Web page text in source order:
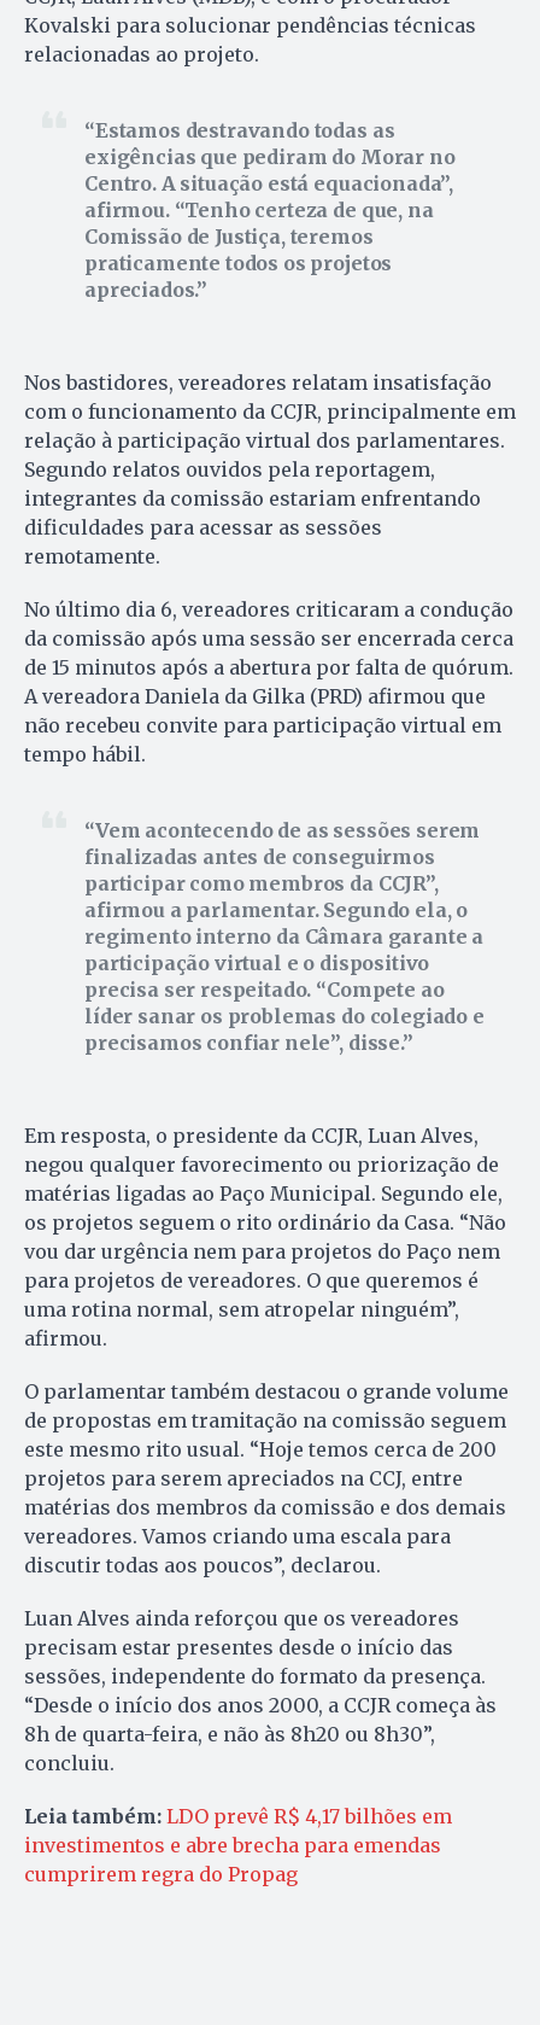
Kovalski para solucionar pendências técnicas
relacionadas ao projeto.
Estamos destravando todas as
exigências que pediram do Morar no
Centro. A situação está equacionada”,
afirmou. “Tenho certeza de que, na
Comissão de Justiça, teremos
praticamente todos os projetos
apreciados.
Nos bastidores, vereadores relatam insatisfação
com o funcionamento da CCJR, principalmente em
relação à participação virtual dos parlamentares.
Segundo relatos ouvidos pela reportagem,
integrantes da comissão estariam enfrentando
dificuldades para acessar as sessões
remotamente.
No último dia 6, vereadores criticaram a condução
da comissão após uma sessão ser encerrada cerca
de 15 minutos após a abertura por falta de quórum.
A vereadora Daniela da Gilka (PRD) afirmou que
não recebeu convite para participação virtual em
tempo hábil.
Vem acontecendo de as sessões serem
finalizadas antes de conseguirmos
participar como membros da CCJR”,
afirmou a parlamentar. Segundo ela, o
regimento interno da Câmara garante a
participação virtual e o dispositivo
precisa ser respeitado. “Compete ao
líder sanar os problemas do colegiado e
precisamos confiar nele”, disse.
Em resposta, o presidente da CCJR, Luan Alves,
negou qualquer favorecimento ou priorização de
matérias ligadas ao Paço Municipal. Segundo ele,
os projetos seguem o rito ordinário da Casa. “Não
vou dar urgência nem para projetos do Paço nem
para projetos de vereadores. O que queremos é
uma rotina normal, sem atropelar ninguém”,
afirmou.
O parlamentar também destacou o grande volume
de propostas em tramitação na comissão seguem
este mesmo rito usual. “Hoje temos cerca de 200
projetos para serem apreciados na CCJ, entre
matérias dos membros da comissão e dos demais
vereadores. Vamos criando uma escala para
discutir todas aos poucos”, declarou.
Luan Alves ainda reforçou que os vereadores
precisam estar presentes desde o início das
sessões, independente do formato da presença.
“Desde o início dos anos 2000, a CCJR começa às
8h de quarta-feira, e não às 8h20 ou 8h30”,
concluiu.
Leia também: LDO prevê R$ 4,17 bilhões em
investimentos e abre brecha para emendas
cumprirem regra do Propag